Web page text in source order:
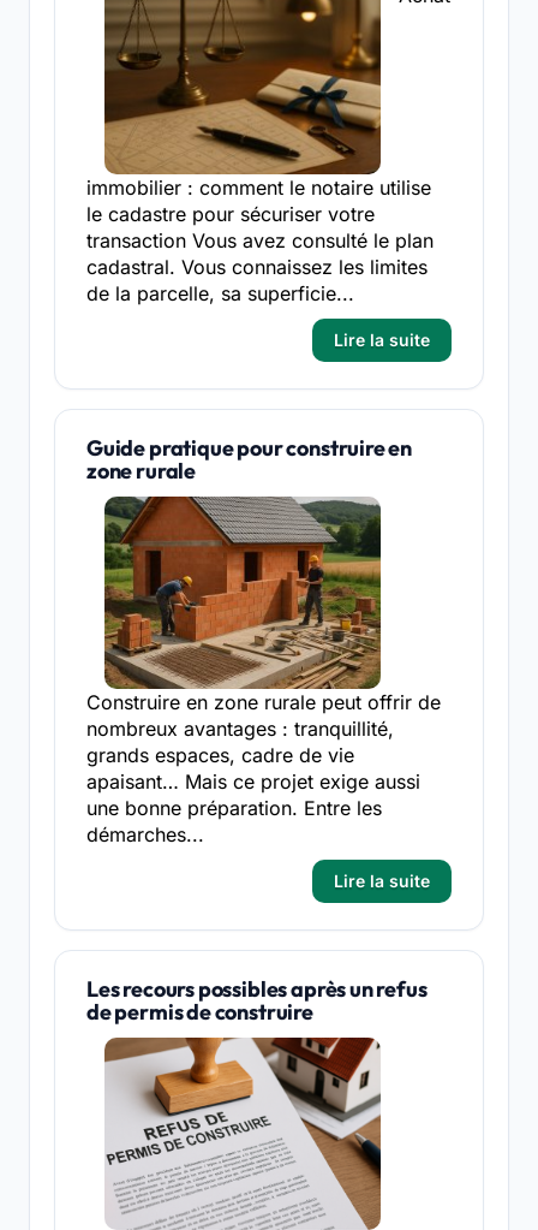
immobilier : comment le notaire utilise
le cadastre pour sécuriser votre
transaction Vous avez consulté le plan
cadastral. Vous connaissez les limites
de la parcelle, sa superficie...
Lire la suite
Guide pratique pour construire en
zone rurale
Construire en zone rurale peut offrir de
nombreux avantages : tranquillité,
grands espaces, cadre de vie
apaisant… Mais ce projet exige aussi
une bonne préparation. Entre les
démarches...
Lire la suite
Les recours possibles après un refus
de permis de construire